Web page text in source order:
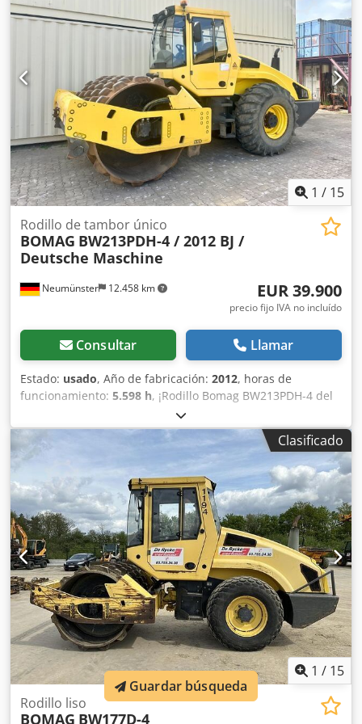
1 / 15
Neumünster 12.458 km
Rodillo de tambor único
BOMAG BW213PDH-4 / 2012 BJ /
Deutsche Maschine
EUR 39.900
precio fijo IVA no incluído
Consultar Llamar
Estado: usado, Año de fabricación: 2012, horas de
funcionamiento: 5.598 h, ¡Rodillo Bomag BW213PDH-4 del
año 2012 con solo 5.598 horas de trabajo! ----* Fabricante:
Bomag * Modelo: BW213PDH-4 * Año: 2012 * Horas de uso
registradas: aprox. 5.598 * Peso operativo: 13.100 KG * Aire
acondicionado * Máquina alemana * 119 kW * Motor
diésel Deutz * Más fotos y vídeo disponibles bajo solicitud
* Precio: 39.900 euros, neto + 19% IVA ----Para más
información, por favor llame: Erik Kortum: WhatsApp Kai
Kortum: WhatsApp Todos los datos son sin garantía;
sujetos a errores y venta previa. Csdpfeyt Uirex Ahrjrf
Clasificado
1 / 15
Rodillo liso
BOMAG BW177D-4
Guardar búsqueda